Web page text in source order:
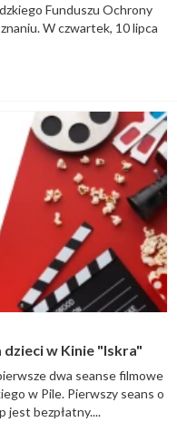
Funduszu Ochrony
W czwartek, 10 lipca
dzieci w Kinie "Iskra"
dwa seanse filmowe
w Pile. Pierwszy seans o
jest bezpłatny....